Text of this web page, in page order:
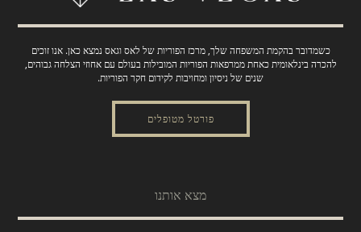
כשמדובר בהקמת המשפחה שלך, מרכז הפוריות של לאס וגאס נמצא כאן. אנו זוכים
להכרה בינלאומית כאחת ממרפאות הפוריות המובילות בעולם עם אחוזי הצלחה גבוהים,
שנים של ניסיון ומחויבות לקידום חקר הפוריות.
פורטל מטופלים
מצא אותנו